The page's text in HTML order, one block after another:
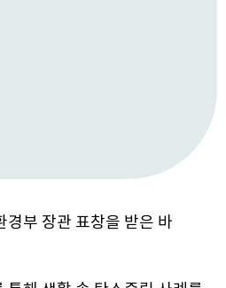
경부 장관 표창을 받은 바